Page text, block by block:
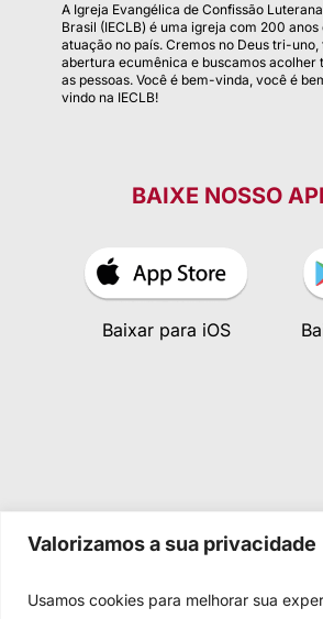
Valorizamos a sua privacidade
Usamos cookies para melhorar sua
A Igreja Evangélica de Confissão
Brasil (IECLB) é uma igreja com 200 anos
atuação no país. Cremos no Deus tri-uno,
abertura ecumênica e buscamos acolher
as pessoas. Você é bem-vinda, você é
vindo na IECLB!
BAIXE NOSSO
Baixar para iOS